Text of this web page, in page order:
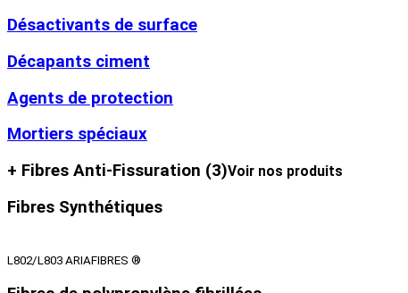
Désactivants de surface
Décapants ciment
Agents de protection
Mortiers spéciaux
+ Fibres Anti-Fissuration (3)Voir nos produits
Fibres Synthétiques
L802/L803 ARIAFIBRES ®